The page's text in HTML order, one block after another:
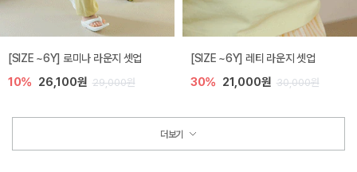
[SIZE ~6Y] 로미나 라운지 셋업
10% 26,100원 29,000원
[SIZE ~6Y] 레티 라운지 셋업
30% 21,000원 30,000원
더보기